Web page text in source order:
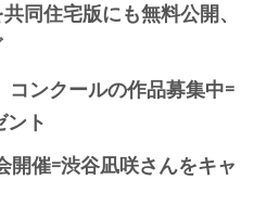
同住宅版にも無料公開、
ンクールの作品募集中=
ト
開催=渋谷凪咲さんをキャ